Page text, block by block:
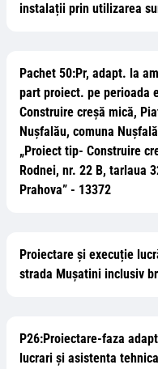
instalații prin utilizarea
Pachet 50:Pr, adapt. la
part proiect. pe perioada
Construire creșă mică,
Nușfalău, comuna
„Proiect tip- Construire
Rodnei, nr. 22 B, tarlaua
Prahova” - 13372
Proiectare și execuție
strada Mușatini inclusiv
P26:Proiectare-faza
lucrari și asistenta